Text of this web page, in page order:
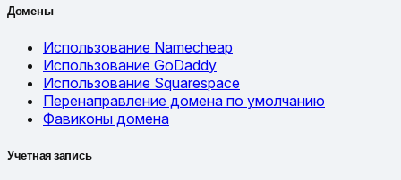
Домены
Использование Namecheap
Использование GoDaddy
Использование Squarespace
Перенаправление домена по умолчанию
Фавиконы домена
Учетная запись